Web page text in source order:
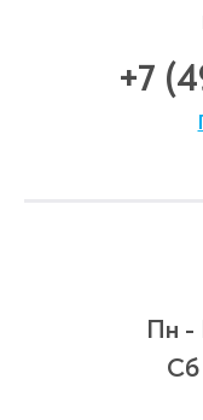
+7
Пн -
Сб